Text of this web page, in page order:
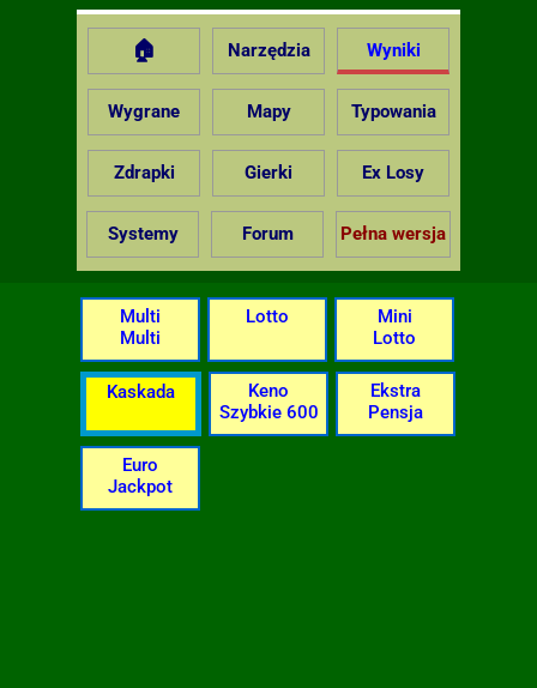
🏠 Narzędzia Wyniki
Wygrane Mapy Typowania
Zdrapki Gierki Ex Losy
Systemy Forum Pełna wersja
Multi
Multi
Lotto
Mini
Lotto
Kaskada
Keno
Szybkie 600
Ekstra
Pensja
Euro
Jackpot